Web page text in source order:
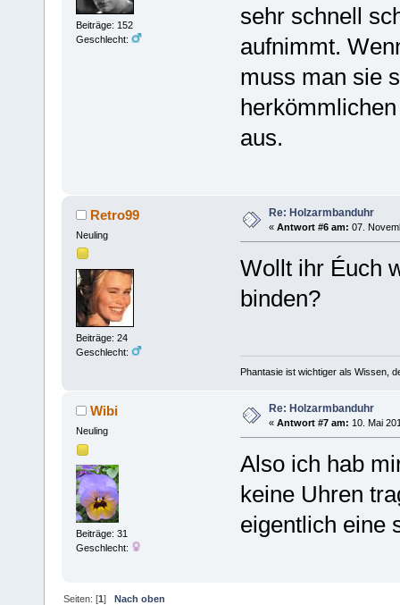
Beiträge: 152
Geschlecht:
sehr schnell
aufnimmt.
muss man sie
aus.
Retro99
Neuling
Beiträge: 24
Geschlecht:
Re: Holzarmbanduhr
« Antwort #6 am: 07.
Wollt ihr Éuch
binden?
Phantasie ist wichtiger als Wissen,
Wibi
Neuling
Beiträge: 31
Geschlecht:
Re: Holzarmbanduhr
« Antwort #7 am: 10. Mai
Also ich hab
keine Uhren
eigentlich eine
Seiten: [1]Nach oben